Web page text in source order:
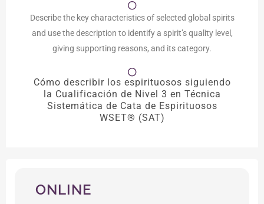
Describe the key characteristics of selected global spirits
and use the description to identify a spirit’s quality level,
giving supporting reasons, and its category.
Cómo describir los espirituosos siguiendo
la Cualificación de Nivel 3 en Técnica
Sistemática de Cata de Espirituosos
WSET® (SAT)
ONLINE